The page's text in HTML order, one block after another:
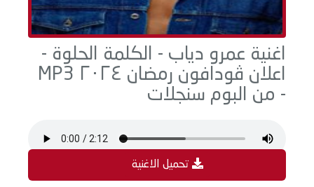
اغنية عمرو دياب - الكلمة الحلوة -
اعلان ڤودافون رمضان ٢٠٢٤ MP3
- من البوم سنجلات
تحميل الاغنية